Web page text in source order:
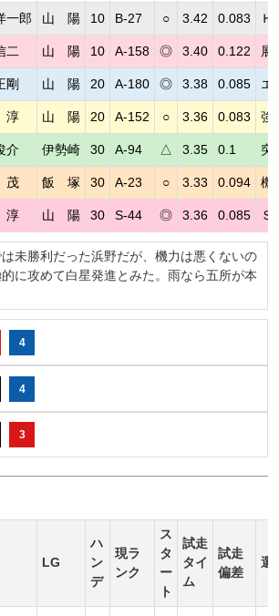
郎 山 陽 10 B-27 ○ 3.42 0.083 Ｈ
二 山 陽 10 A-158 ◎ 3.40 0.122 展
山 陽 20 A-180 ◎ 3.38 0.085 エ
山 陽 20 A-152 ○ 3.36 0.083 強
介 伊勢崎 30 A-94 △ 3.35 0.1 突
飯 塚 30 A-23 ○ 3.33 0.094 機
山 陽 30 S-44 ◎ 3.36 0.085 Ｓ
未勝利だった浜野だが、機力は悪くないの
に攻めて白星発進とみた。雨なら五所が本
4
4
3
LG
ハ
ン
デ
現ラ
ンク
ス
タ
ー
ト
試走
タイ
ム
試走
偏差
選